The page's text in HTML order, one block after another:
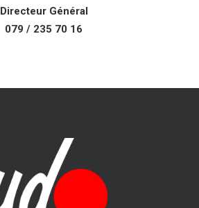
Directeur Général
079 / 235 70 16